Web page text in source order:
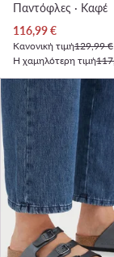
Παντόφλες · Καφέ
Τρέχουσα τιμή
116,99€
Κανονική τιμή129,99 €
Η χαμηλότερη τιμή